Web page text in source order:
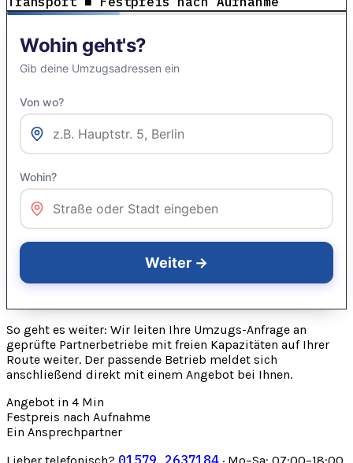
So geht es weiter: Wir leiten Ihre Umzugs-Anfrage an
geprüfte Partnerbetriebe mit freien Kapazitäten auf Ihrer
Route weiter. Der passende Betrieb meldet sich
anschließend direkt mit einem Angebot bei Ihnen.
Angebot in 4 Min
Festpreis nach Aufnahme
Ein Ansprechpartner
01579 2637184